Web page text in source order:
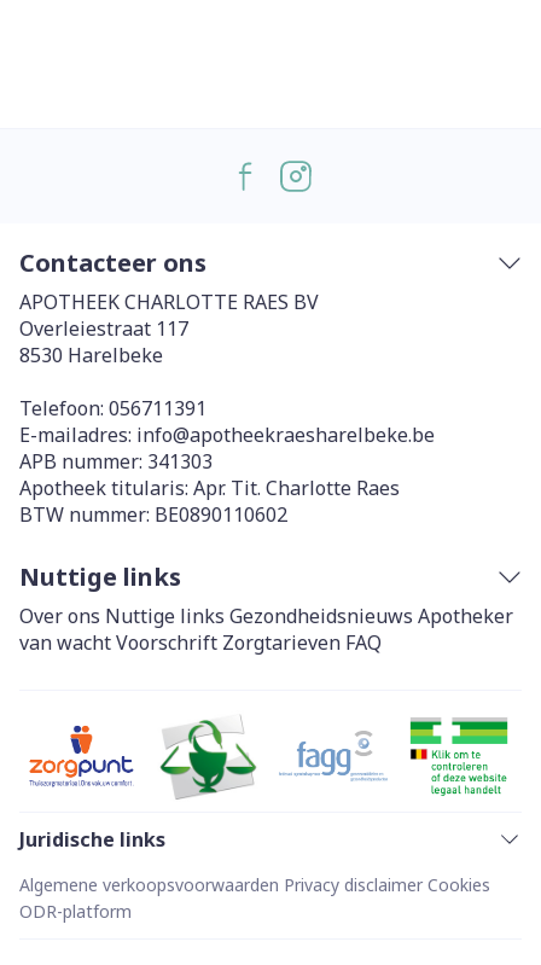
Contacteer ons
APOTHEEK CHARLOTTE RAES BV
Overleiestraat 117
8530 Harelbeke
Telefoon: 056711391
E-mailadres: info@apotheekraesharelbeke.be
APB nummer: 341303
Apotheek titularis: Apr. Tit. Charlotte Raes
BTW nummer: BE0890110602
Nuttige links
Over ons Nuttige links Gezondheidsnieuws Apotheker
van wachtVoorschrift Zorgtarieven FAQ
Juridische links
Algemene verkoopsvoorwaarden Privacy disclaimer Cookies
ODR-platform